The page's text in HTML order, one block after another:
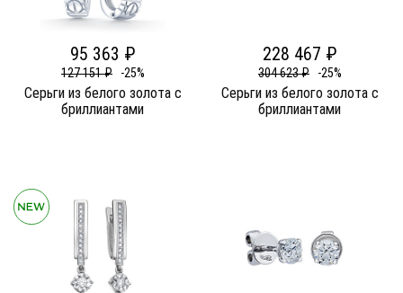
95 363 ₽
127 151 ₽ -25%
Серьги из белого золота c
бриллиантами
228 467 ₽
304 623 ₽ -25%
Серьги из белого золота c
бриллиантами